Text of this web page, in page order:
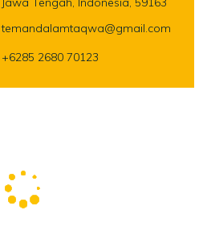
temandalamtaqwa@gmail.com
+6285 2680 70123